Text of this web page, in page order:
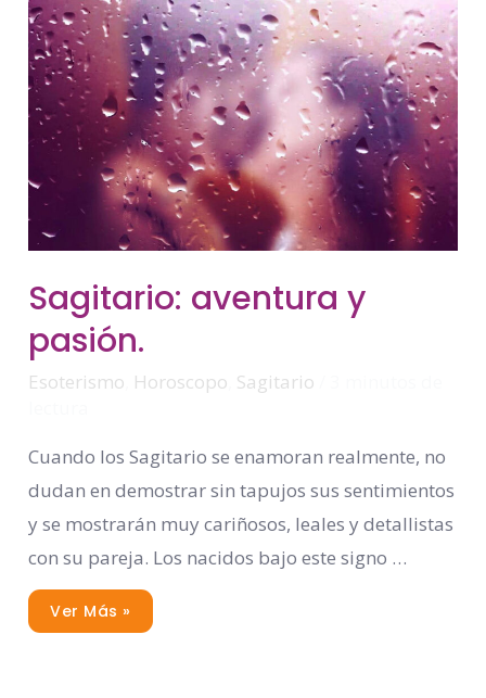
Sagitario: aventura y
pasión.
Esoterismo Horoscopo Sagitario
Cuando los Sagitario se enamoran realmente, no
dudan en demostrar sin tapujos sus sentimientos
y se mostrarán muy cariñosos, leales y detallistas
con su pareja. Los nacidos bajo este signo …
Sagitario:
Aventura
Y
Pasión.
Ver Más »